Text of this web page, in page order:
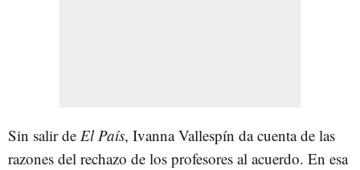
Sin salir de El País, Ivanna Vallespín da cuenta de las
razones del rechazo de los profesores al acuerdo. En esa